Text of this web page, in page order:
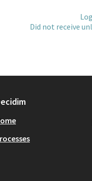
Did not receive